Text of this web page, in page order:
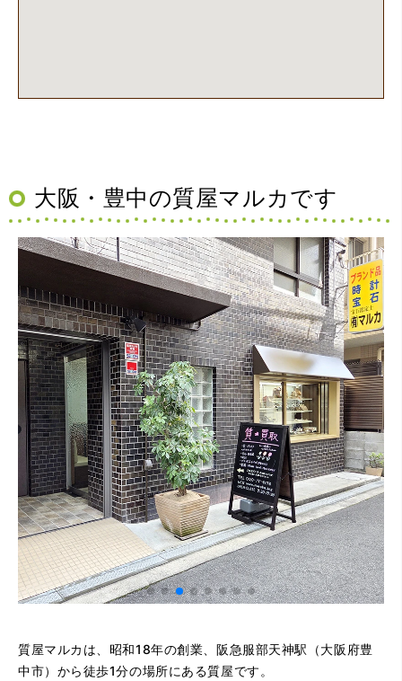
大阪・豊中の質屋マルカです
質屋マルカは、昭和18年の創業、阪急服部天神駅（大阪府豊
中市）から徒歩1分の場所にある質屋です。